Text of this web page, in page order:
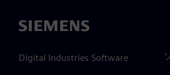
Siemens
Digital Industries Software